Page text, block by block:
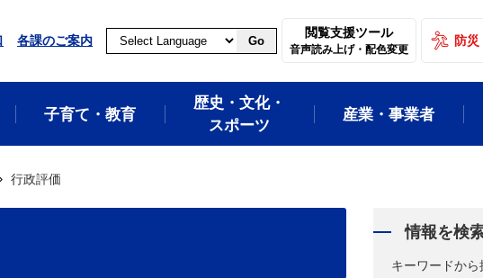
各課のご案内 Go
閲覧支援ツール
音声読み上げ・配色変更
防災
子育て・教育
歴史・文化・
スポーツ
産業・事業者
行政評価
情報を検
キーワードから